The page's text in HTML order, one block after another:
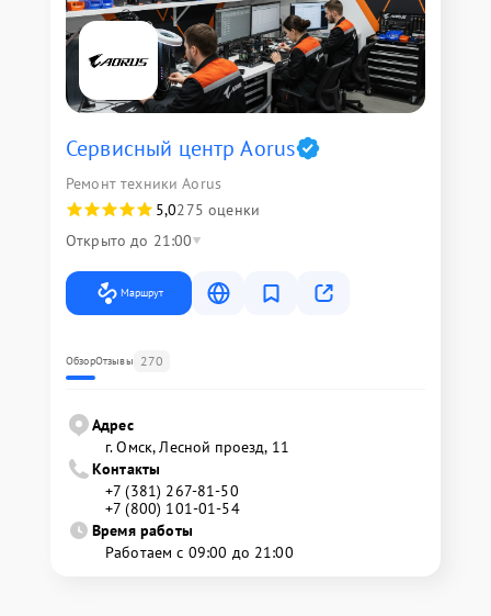
Сервисный центр Aorus
Ремонт техники Aorus
5,0275 оценки
Открыто до 21:00
Маршрут
ОбзорОтзывы 270
Адрес
г. Омск, ​Лесной проезд, 11
Контакты
+7 (381) 267-81-50
+7 (800) 101-01-54
Время работы
Работаем с 09:00 до 21:00